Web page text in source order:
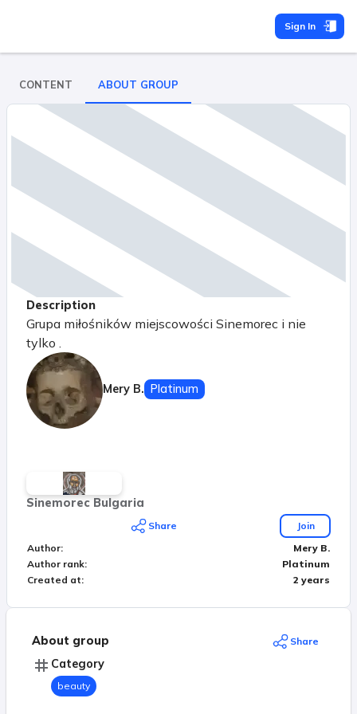
Sign In
CONTENT ABOUT GROUP
Description
Grupa miłośników miejscowości Sinemorec i nie
tylko .
Mery B. Platinum
Sinemorec Bulgaria
Share
Join
Author:
Mery B.
Author rank:
Platinum
Created at: 2 years
About group Share
Category
beauty